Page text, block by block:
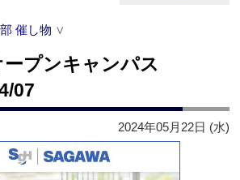
催し物 ∨
プンキャンパス
07
2024年05月22日 (水)